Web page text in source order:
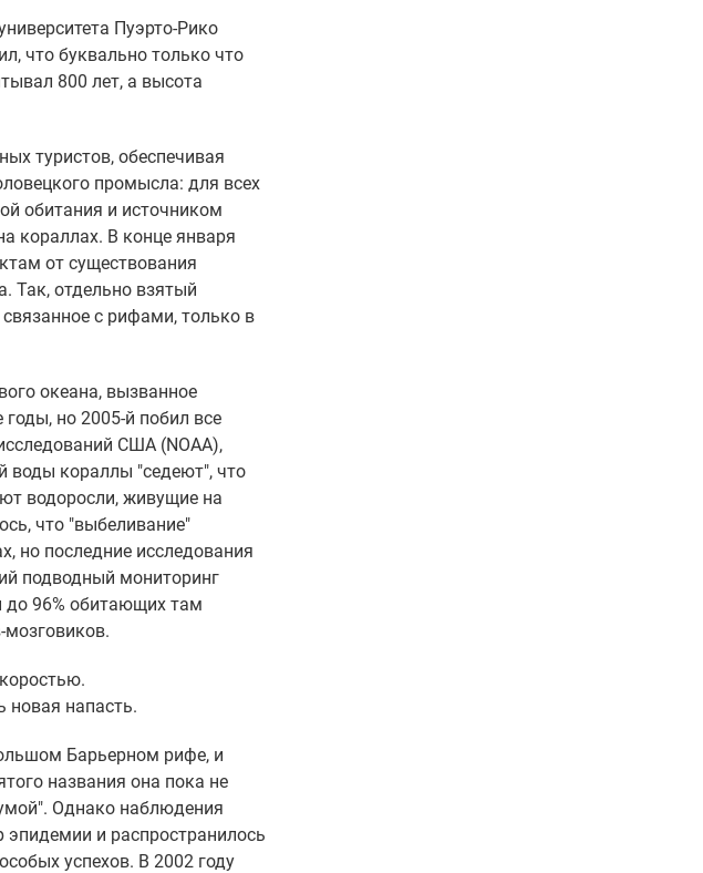
Пуэрто-Рико
что буквально только что
800 лет, а высота
туристов, обеспечивая
промысла: для всех
обитания и источником
кораллах. В конце января
от существования
Так, отдельно взятый
с рифами, только в
океана, вызванное
но 2005-й побил все
США (NOAA),
воды кораллы "седеют", что
водоросли, живущие на
что "выбеливание"
но последние исследования
подводный мониторинг
до 96% обитающих там
новая напасть.
Барьерном рифе, и
названия она пока не
Однако наблюдения
эпидемии и распространилось
успехов. В 2002 году